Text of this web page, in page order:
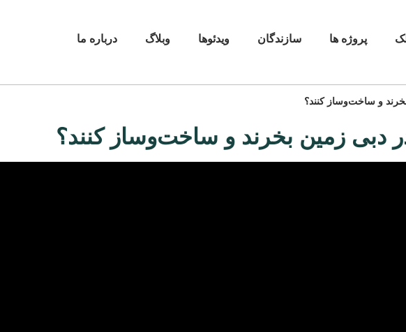
پروژه ها سازندگان ویدئوها وبلاگ درباره ما
بخرند و ساخت‌وساز کنند؟
در دبی زمین بخرند و ساخت‌وساز کنند؟